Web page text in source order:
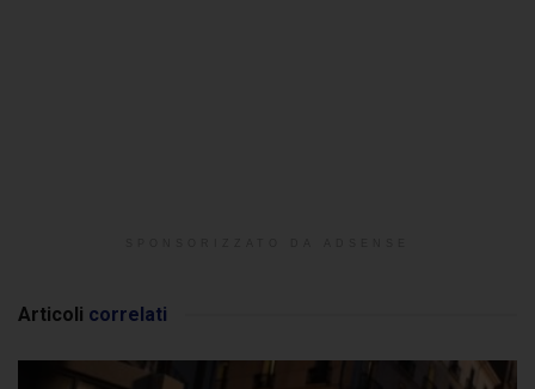
Articoli correlati